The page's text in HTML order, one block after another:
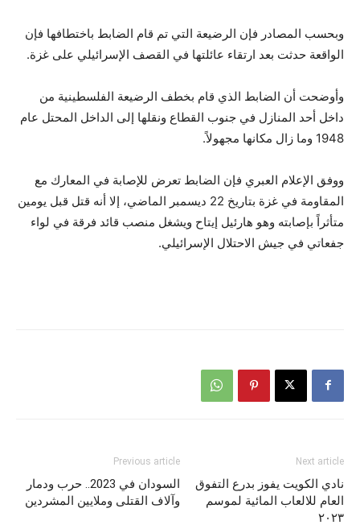
وبحسب المصادر فإن الرضيعة التي تم قام الضابط باختطافها فإن
الواقعة حدثت بعد ارتقاء عائلتها في القصف الإسرائيلي على غزة.
وأوضحت أن الضابط الذي قام بخطف الرضيعة الفلسطينية من
داخل أحد المنازل في جنوب القطاع ونقلها إلى الداخل المحتل عام
1948 وما زال مكانها مجهولاً.
ووفق الإعلام العبري فإن الضابط تعرض للإصابة في المعارك مع
المقاومة في غزة بتاريخ 22 ديسمبر الماضي، إلا أنه قتل قبل يومين
متأثراً بإصابته وهو هارئيل إيتاح ويشغل منصب قائد فرقة في لواء
جفعاتي في جيش الاحتلال الإسرائيلي.
Previous article
السودان في 2023.. حرب ودمار
وآلاف القتلى وملايين المشردين
Next article
نادي الكويت يفوز بدرع التفوق
العام للالعاب المائية لموسم
٢٠٢٣